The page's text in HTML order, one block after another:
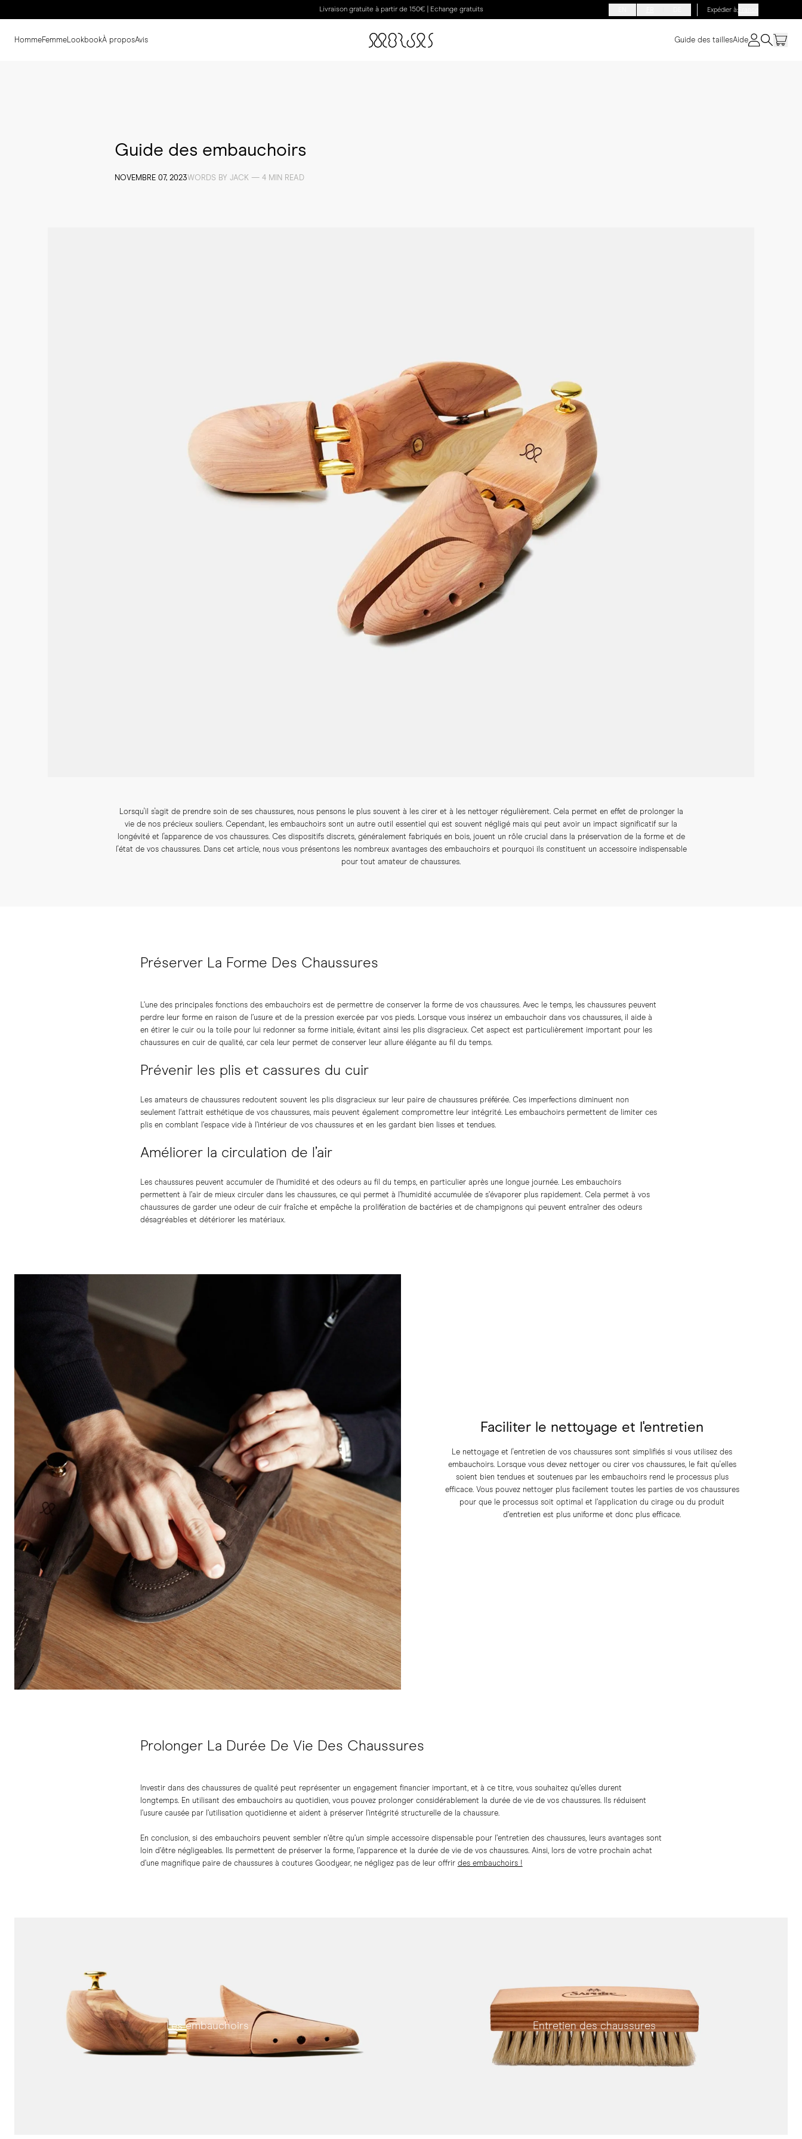
Livraison gratuite à partir de 150€ | Echange gratuits Expédier à:France
HommeFemme LookbookÀ proposAvis Guide des taillesAide
Guide des embauchoirs
NOVEMBRE 07, 2023WORDS BY JACK — 4 MIN READ
Lorsqu'il s'agit de prendre soin de ses chaussures, nous pensons le plus souvent à les cirer et à les nettoyer régulièrement. Cela permet en effet de prolonger la
vie de nos précieux souliers. Cependant, les embauchoirs sont un autre outil essentiel qui est souvent négligé mais qui peut avoir un impact significatif sur la
longévité et l'apparence de vos chaussures. Ces dispositifs discrets, généralement fabriqués en bois, jouent un rôle crucial dans la préservation de la forme et de
l'état de vos chaussures. Dans cet article, nous vous présentons les nombreux avantages des embauchoirs et pourquoi ils constituent un accessoire indispensable
pour tout amateur de chaussures.
Préserver La Forme Des Chaussures
L’une des principales fonctions des embauchoirs est de permettre de conserver la forme de vos chaussures. Avec le temps, les chaussures peuvent
perdre leur forme en raison de l’usure et de la pression exercée par vos pieds. Lorsque vous insérez un embauchoir dans vos chaussures, il aide à
en étirer le cuir ou la toile pour lui redonner sa forme initiale, évitant ainsi les plis disgracieux. Cet aspect est particulièrement important pour les
chaussures en cuir de qualité, car cela leur permet de conserver leur allure élégante au fil du temps.
Prévenir les plis et cassures du cuir
Les amateurs de chaussures redoutent souvent les plis disgracieux sur leur paire de chaussures préférée. Ces imperfections diminuent non
seulement l’attrait esthétique de vos chaussures, mais peuvent également compromettre leur intégrité. Les embauchoirs permettent de limiter ces
plis en comblant l’espace vide à l’intérieur de vos chaussures et en les gardant bien lisses et tendues.
Améliorer la circulation de l’air
Les chaussures peuvent accumuler de l’humidité et des odeurs au fil du temps, en particulier après une longue journée. Les embauchoirs
permettent à l’air de mieux circuler dans les chaussures, ce qui permet à l’humidité accumulée de s’évaporer plus rapidement. Cela permet à vos
chaussures de garder une odeur de cuir fraîche et empêche la prolifération de bactéries et de champignons qui peuvent entraîner des odeurs
désagréables et détériorer les matériaux.
Faciliter le nettoyage et l'entretien
Le nettoyage et l'entretien de vos chaussures sont simplifiés si vous utilisez des
embauchoirs. Lorsque vous devez nettoyer ou cirer vos chaussures, le fait qu'elles
soient bien tendues et soutenues par les embauchoirs rend le processus plus
efficace. Vous pouvez nettoyer plus facilement toutes les parties de vos chaussures
pour que le processus soit optimal et l’application du cirage ou du produit
d’entretien est plus uniforme et donc plus efficace.
Prolonger La Durée De Vie Des Chaussures
Investir dans des chaussures de qualité peut représenter un engagement financier important, et à ce titre, vous souhaitez qu’elles durent
longtemps. En utilisant des embauchoirs au quotidien, vous pouvez prolonger considérablement la durée de vie de vos chaussures. Ils réduisent
l’usure causée par l’utilisation quotidienne et aident à préserver l’intégrité structurelle de la chaussure.
En conclusion, si des embauchoirs peuvent sembler n’être qu’un simple accessoire dispensable pour l’entretien des chaussures, leurs avantages sont
loin d’être négligeables. Ils permettent de préserver la forme, l’apparence et la durée de vie de vos chaussures. Ainsi, lors de votre prochain achat
d’une magnifique paire de chaussures à coutures Goodyear, ne négligez pas de leur offrir des embauchoirs !
Les embauchoirs Entretien des chaussures